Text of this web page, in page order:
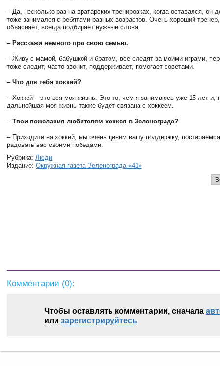
– Да, несколько раз на вратарских тренировках, когда оставался, он
тоже занимался с ребятами разных возрастов. Очень хороший
объясняет, всегда подбирает нужные слова.
– Расскажи немного про свою семью.
– Живу с мамой, бабушкой и братом, все следят за моими играми,
тоже следит, часто звонит, поддерживает, помогает советами.
– Что для тебя хоккей?
– Хоккей – это вся моя жизнь. Это то, чем я занимаюсь уже 15 лет и,
дальнейшая моя жизнь также будет связана с хоккеем.
– Твои пожелания любителям хоккея в Зеленограде?
– Приходите на хоккей, мы очень ценим вашу поддержку,
радовать вас своими победами.
Рубрика: Люди
Издание: Окружная газета Зеленограда «41»
Комментарии (0):
Чтобы оставлять комментарии, сначала
или зарегистрируйтесь